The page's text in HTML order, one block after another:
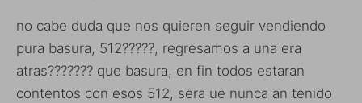
no cabe duda que nos quieren seguir vendiendo
pura basura, 512?????, regresamos a una era
atras??????? que basura, en fin todos estaran
contentos con esos 512, sera ue nunca an tenido